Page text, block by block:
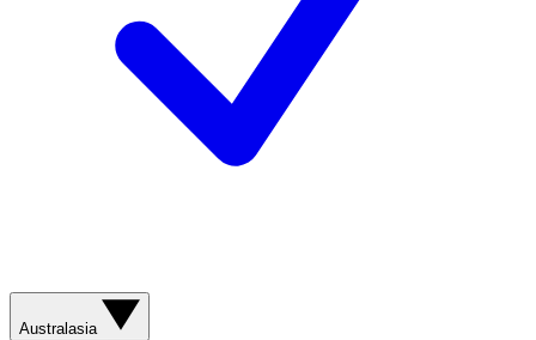
Australasia